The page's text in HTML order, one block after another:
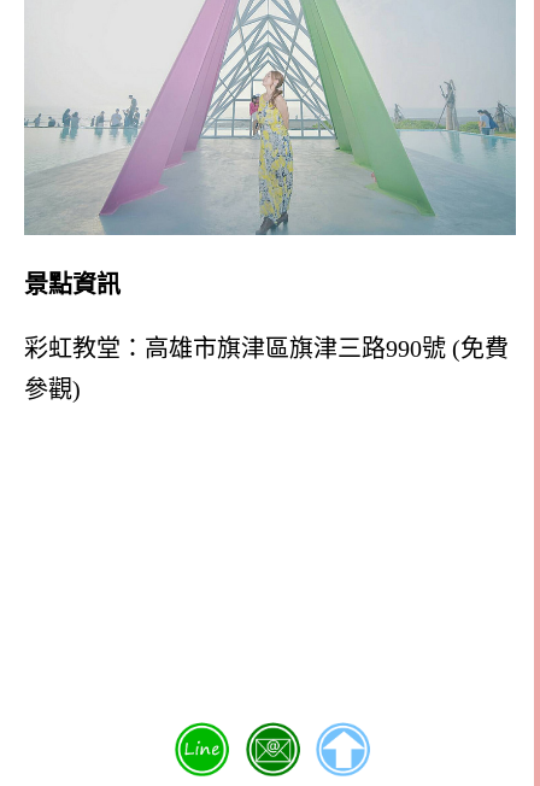
景點資訊
彩虹教堂：高雄市旗津區旗津三路990號 (免費
參觀)